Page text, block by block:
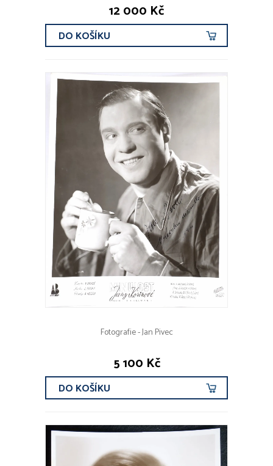
12 000 Kč
DO KOŠÍKU
Fotografie - Jan Pivec
5 100 Kč
DO KOŠÍKU